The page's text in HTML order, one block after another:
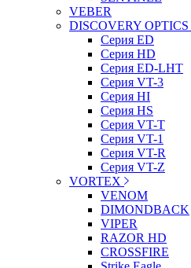
VEBER
DISCOVERY OPTICS
Серия ED
Серия HD
Серия ED-LHT
Серия VT-3
Серия HI
Серия HS
Серия VT-T
Серия VT-1
Серия VT-R
Серия VT-Z
VORTEX
VENOM
DIMONDBACK
VIPER
RAZOR HD
CROSSFIRE